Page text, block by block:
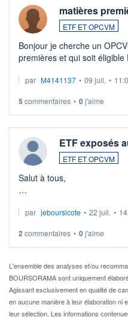
matières
ETF ET OPCVM
Bonjour je cherche un
premières et qui soit
par M4141137 • 09 juil. •
5 commentaires • 0j'aime
ETF exposés
ETF ET OPCVM
Salut à tous,
via un ETF plutôt que des
Idéalement, je voudrais qu'il
Pour l' ...
par jeboursicote • 22 juil. •
2 commentaires • 0j'aime
L'ensemble des analyses et/ou
BOURSORAMA sont uniquement
Agissant exclusivement en qualité de
en aucune manière à leur élaboration ni
leur sélection. Les informations